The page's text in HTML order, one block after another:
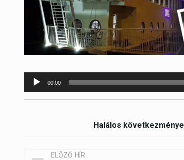
Audió
lejátszó
00:00
Halálos
ELŐZŐ HÍR